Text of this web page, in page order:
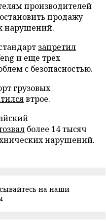
производителей
продажу
нарушений.
запретил
и еще трех
с безопасностью.
грузовых
втрое.
более 14 тысяч
нарушений.
на наши